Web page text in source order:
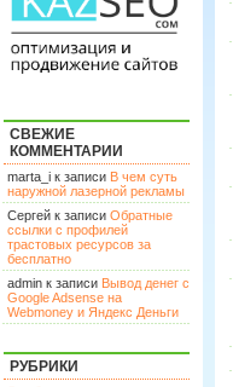
СВЕЖИЕ
КОММЕНТАРИИ
marta_i к записи В чем суть
наружной лазерной рекламы
Сергей к записи Обратные
ссылки с профилей
трастовых ресурсов за
бесплатно
admin к записи Вывод денег с
Google Adsense на
Webmoney и Яндекс Деньги
РУБРИКИ